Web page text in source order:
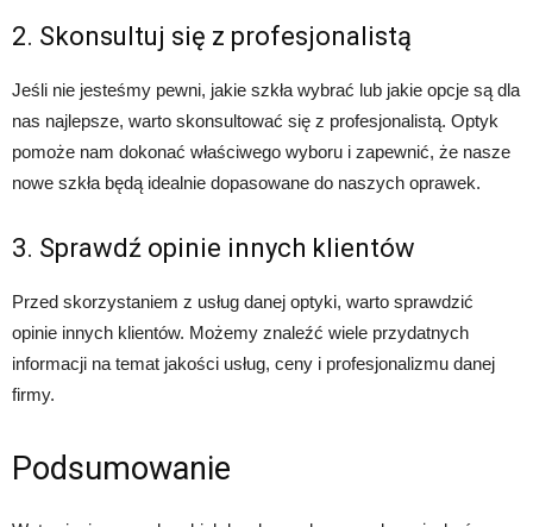
2. Skonsultuj się z profesjonalistą
Jeśli nie jesteśmy pewni, jakie szkła wybrać lub jakie opcje są dla
nas najlepsze, warto skonsultować się z profesjonalistą. Optyk
pomoże nam dokonać właściwego wyboru i zapewnić, że nasze
nowe szkła będą idealnie dopasowane do naszych oprawek.
3. Sprawdź opinie innych klientów
Przed skorzystaniem z usług danej optyki, warto sprawdzić
opinie innych klientów. Możemy znaleźć wiele przydatnych
informacji na temat jakości usług, ceny i profesjonalizmu danej
firmy.
Podsumowanie